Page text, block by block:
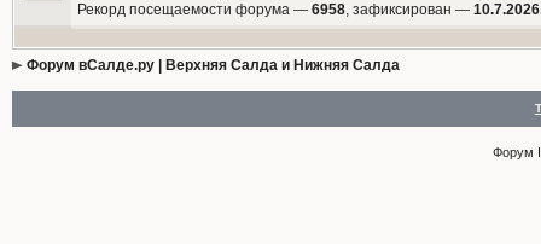
Рекорд посещаемости форума — 6958, зафиксирован —
Форум вСалде.ру | Верхняя Салда и Нижняя Салда
Форум